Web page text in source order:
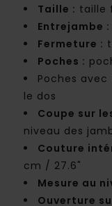
Taille : taille
Entrejambe :
Fermeture :
Poches :
Poches
le dos
Coupe sur
niveau des
Couture
cm / 27.6"
Mesure au
Ouverture